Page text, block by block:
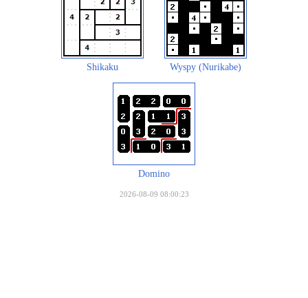
Shikaku Wyspy (Nurikabe)
Domino
2026-08-09 08:00:23